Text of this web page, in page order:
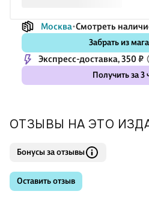
Москва Смотреть
Забрать из
Экспресс-доставка, 350 ₽
Получить за 3
ОТЗЫВЫ НА ЭТО
Бонусы за отзывы
Оставить отзыв